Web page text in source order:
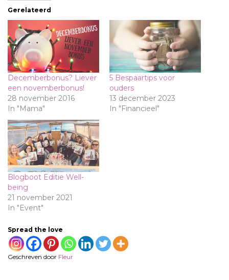
Gerelateerd
Decemberbonus? Liever
een novemberbonus!
28 november 2016
In "Mama"
5 Bespaartips voor
ouders
13 december 2023
In "Financieel"
Blogboot Editie Well-
being
21 november 2021
In "Event"
Spread the love
Geschreven door Fleur